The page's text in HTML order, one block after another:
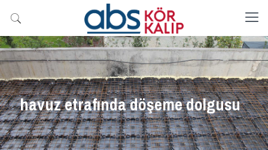
havuz etrafında döşeme dolgusu